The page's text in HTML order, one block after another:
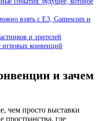
взять с E3, Gamescom и
и зрителей
игровых конвенций
и зачем
чем просто выставки
где